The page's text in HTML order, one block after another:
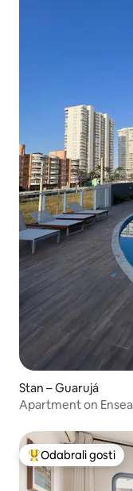
Stan – Guarujá
Apartment on
Među najviše
Odabrali gosti